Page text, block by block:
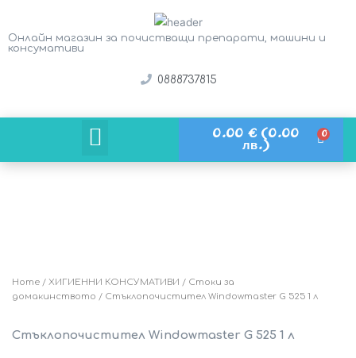
Онлайн магазин за почистващи препарати, машини и
консумативи
0888737815
0.00€ (0.00
лв.)
Home / ХИГИЕННИ КОНСУМАТИВИ / Стоки за
домакинството / Стъклопочистител Windowmaster G 525 1 л
Стъклопочистител Windowmaster G 525 1 л